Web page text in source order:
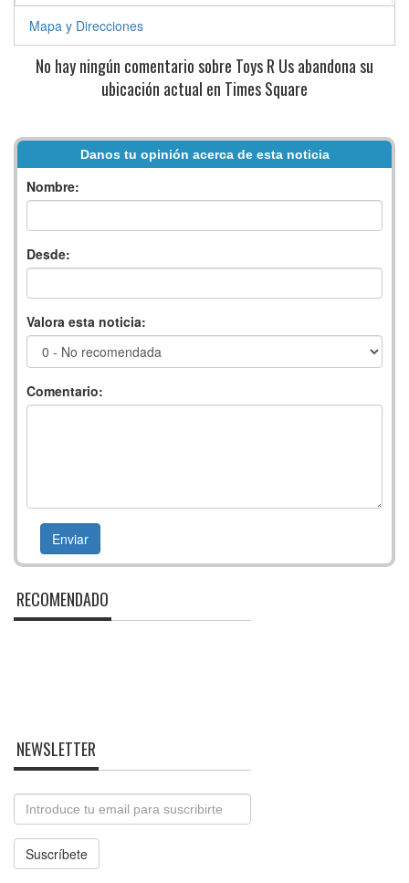
Mapa y Direcciones
No hay ningún comentario sobre Toys R Us abandona su
ubicación actual en Times Square
Danos tu opinión acerca de esta noticia
Nombre:
Desde:
Valora esta noticia:
Comentario:
RECOMENDADO
NEWSLETTER
Email
Suscríbete